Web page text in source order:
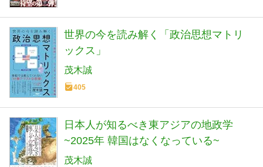
世界の今を読み解く「政治思想マトリ
ックス」
茂木誠
405
日本人が知るべき東アジアの地政学
~2025年 韓国はなくなっている~
茂木誠